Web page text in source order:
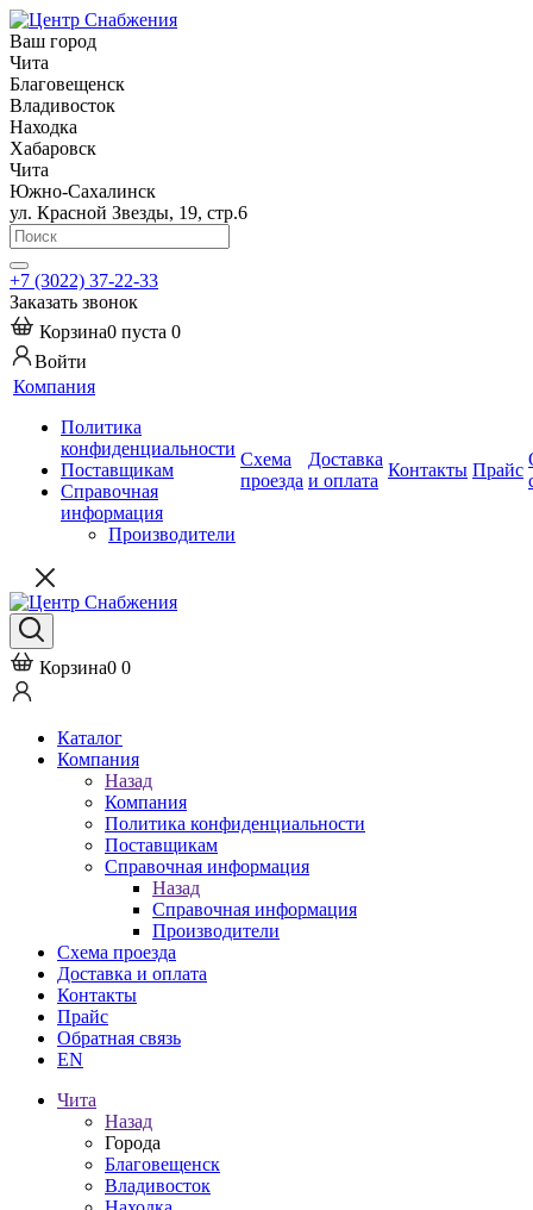
Ваш город
Чита
Благовещенск
Владивосток
Находка
Хабаровск
Чита
Южно-Сахалинск
ул. Красной Звезды, 19, стр.6
+7 (3022) 37-22-33
Заказать звонок
Корзина0 пуста 0
Войти
Компания
Политика
конфиденциальности
Поставщикам
Справочная
информация
Производители
Схема
проезда
Доставка
и оплата
Контакты Прайс
Корзина0 0
Каталог
Компания
Назад
Компания
Политика конфиденциальности
Поставщикам
Справочная информация
Назад
Справочная информация
Производители
Схема проезда
Доставка и оплата
Контакты
Прайс
Обратная связь
EN
Чита
Назад
Города
Благовещенск
Владивосток